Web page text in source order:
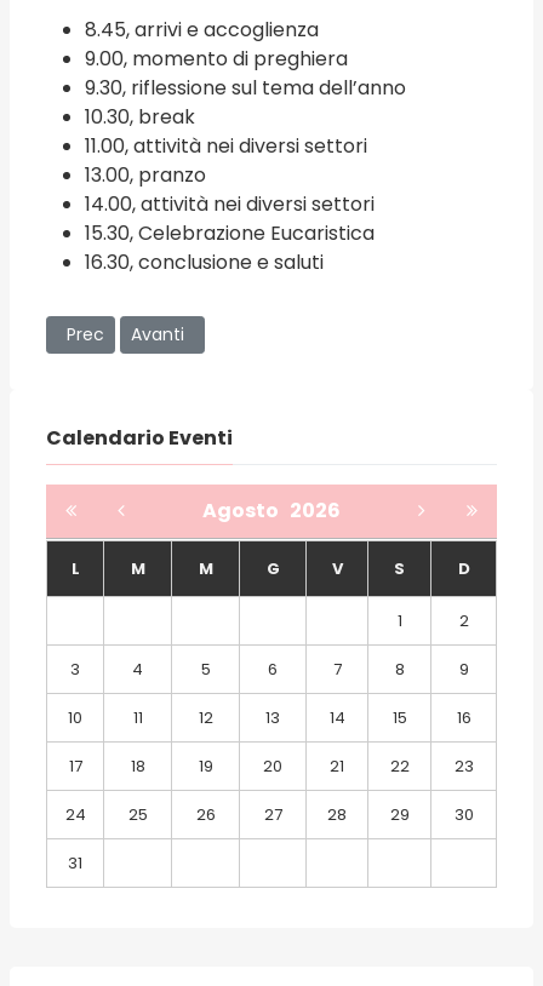
8.45, arrivi e accoglienza
9.00, momento di preghiera
9.30, riflessione sul tema dell’anno
10.30, break
11.00, attività nei diversi settori
13.00, pranzo
14.00, attività nei diversi settori
15.30, Celebrazione Eucaristica
16.30, conclusione e saluti
Articolo precedente: Migrazioni: due giorni di lavoro e
Prec Articolo successivo: “Ritessere fiducia”, 18
Avanti
Calendario Eventi
Agosto 2026
L M M G V S D
1 2
3 4 5 6 7 8 9
10 11 12 13 14 15 16
17 18 19 20 21 22 23
24 25 26 27 28 29 30
31